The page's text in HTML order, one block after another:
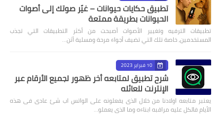
تطبيق حكايات حيوانات – غيّر صوتك إلى أصوات
الحيوانات بطريقة ممتعة
تطبيقات الترفيه وتغيير الأصوات أصبحت من أكثر التطبيقات التي تجذب
المستخدمين، خاصة تلك التي تضيف أجواء مرحة ومسلية أثن…
10 فبراير 2023
شرح تطبيق لمتابعه أخر ظهور لجميع الأرقام عبر
الإنترنت للعائله
يعتبر متابعه اولادنا من خلال الذى يفعلونه على الواتس اب شئ عادى فى هذه
الأيام فالكل عليه مراقبه ابناءه وما الذى يعملو…